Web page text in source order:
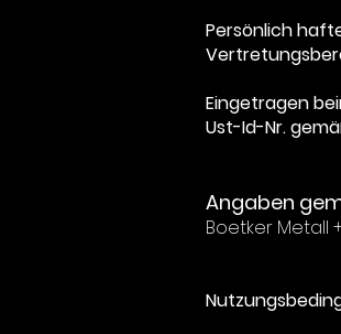
Persönlich
Eingetragen
Ust-Id-Nr.
Angaben
Boetker Metall